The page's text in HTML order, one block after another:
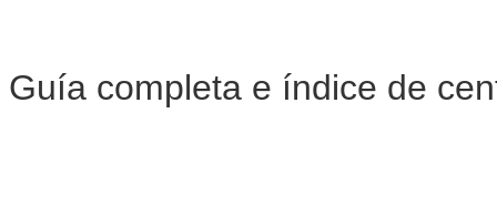
Guía completa e índice de